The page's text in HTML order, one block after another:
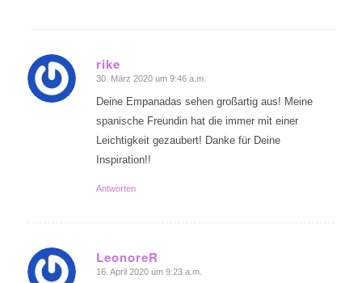
rike
sagte:
30. März 2020 um 9:46 a.m.
Deine Empanadas sehen großartig aus! Meine
spanische Freundin hat die immer mit einer
Leichtigkeit gezaubert! Danke für Deine
Inspiration!!
Antworten
LeonoreR
sagte:
16. April 2020 um 9:23 a.m.